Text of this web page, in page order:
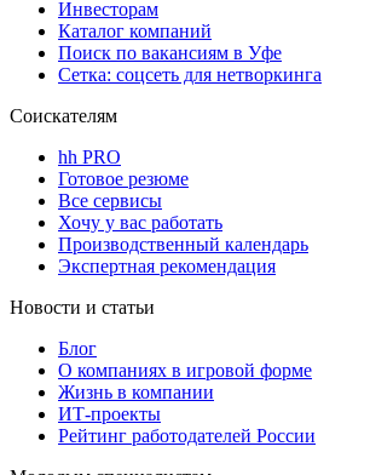
Инвесторам
Каталог компаний
Поиск по вакансиям в Уфе
Сетка: соцсеть для нетворкинга
Соискателям
hh PRO
Готовое резюме
Все сервисы
Хочу у вас работать
Производственный календарь
Экспертная рекомендация
Новости и статьи
Блог
О компаниях в игровой форме
Жизнь в компании
ИТ-проекты
Рейтинг работодателей России